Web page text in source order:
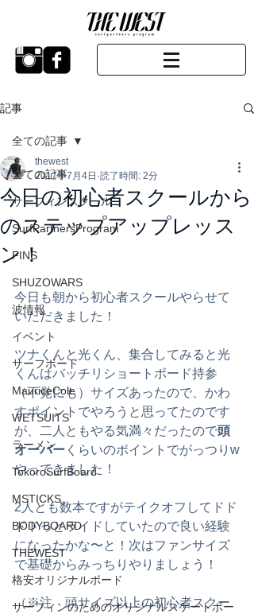
記事
全ての記事
サーフィンスクール
SurfPartnersProgram
FINS
SHUZOWARS
波情報
イベント
サーフボード
MauriceCole
WETSUITS
ラーメン
TokoroSurfBoard
MSTICKS
BODYBOARD
THEWEST
格安オリジナルボード
サーフィンのためのオリジナルスケートボー
全ての記事
今日の初心者スクールから
のステップアップレッス
ン！
thewest
2017年7月4日 読了時間: 2分
今日も朝から初心者スクールやらせて
いただきました！
ツナくんと光くん、集合してみると光
くんはバッチリショートボード持参
（不覚にも）サイズあったので、かわ
すポイントでやろうと思ってたのです
が、二人ともやる気満々だったので頭
オーバー くらいのポイントでがっつりw
やってきました！
2人とも数本ですがテイクオフしてドド
ドドっとライドしていたので良い経験
になったかな〜と！次はファンサイズ
で基礎からみっちりやりましょう！
（※注　頭サイズ以上の初心者スクー